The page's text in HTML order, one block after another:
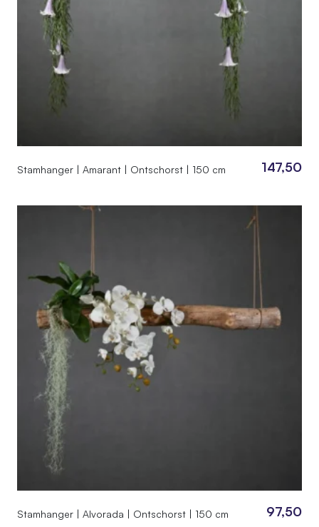
Stamhanger | Amarant | Ontschorst | 150 cm 147,50
Stamhanger | Alvorada | Ontschorst | 150 cm 97,50